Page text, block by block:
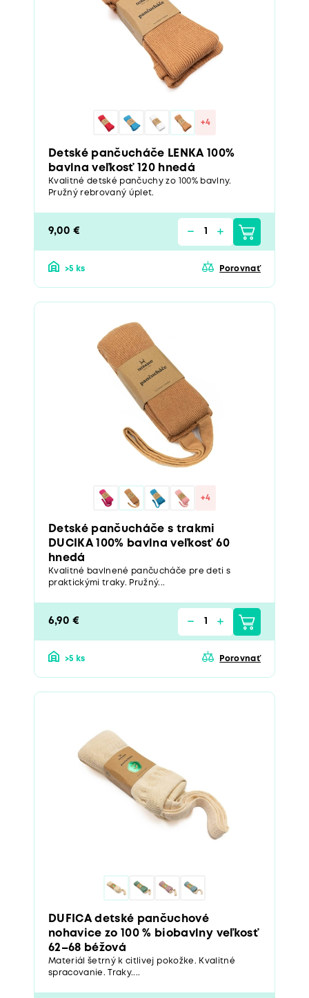
+4
Detské pančucháče LENKA 100%
bavlna veľkosť 120 hnedá
Kvalitné detské pančuchy zo 100% bavlny.
Pružný rebrovaný úplet.
9,00 €
>5 ks Porovnať
+4
Detské pančucháče s trakmi
DUCIKA 100% bavlna veľkosť 60
hnedá
Kvalitné bavlnené pančucháče pre deti s
praktickými traky. Pružný...
6,90 €
>5 ks Porovnať
DUFICA detské pančuchové
nohavice zo 100 % biobavlny veľkosť
62–68 béžová
Materiál šetrný k citlivej pokožke. Kvalitné
spracovanie. Traky....